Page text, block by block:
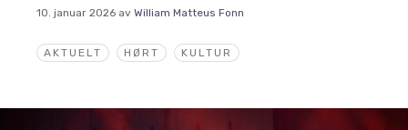
AKTUELT HØRT KULTUR
10. januar 2026 av William Matteus Fonn